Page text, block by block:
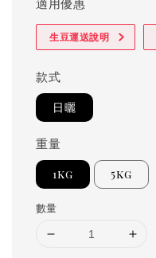
適用優惠
生豆運送說明
款式
日曬
重量
1kg 5kg
數量